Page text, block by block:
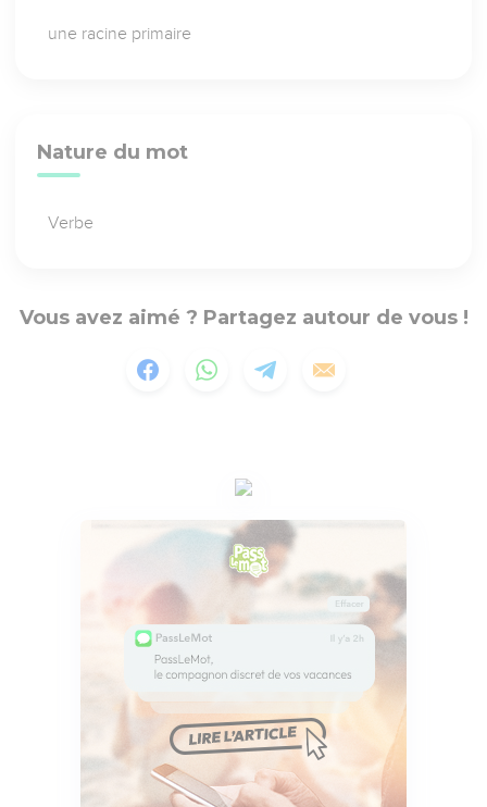
une racine primaire
Nature du mot
Verbe
Vous avez aimé ? Partagez autour de vous !